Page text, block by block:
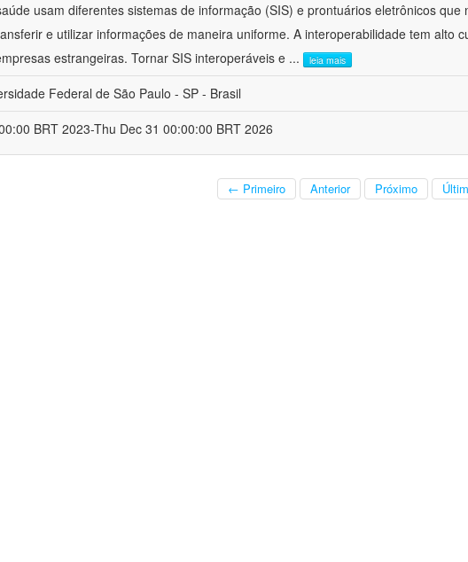
usam diferentes sistemas de informação (SIS) e prontuários eletrônicos que
e utilizar informações de maneira uniforme. A interoperabilidade tem alto
estrangeiras. Tornar SIS interoperáveis e ... leia mais
Federal de São Paulo - SP - Brasil
BRT 2023-Thu Dec 31 00:00:00 BRT 2026
← Primeiro Anterior Próximo